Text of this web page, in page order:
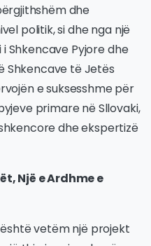
dhe
politik, si dhe nga një
Shkencave Pyjore dhe
Shkencave të Jetës
e suksesshme për
primare në Sllovaki,
dhe ekspertizë
Një e Ardhme e
vetëm një projekt